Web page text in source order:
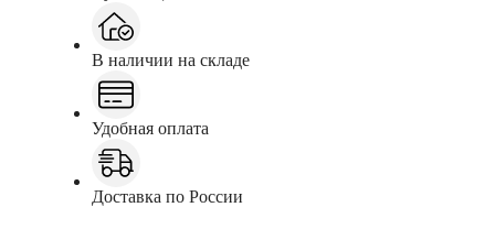
В наличии на складе
Удобная оплата
Доставка по России